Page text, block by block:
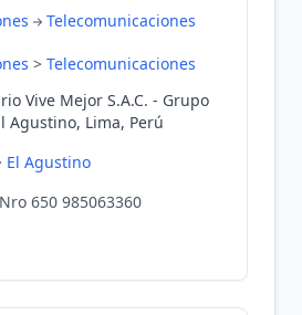
Telecomunicaciones
> Telecomunicaciones
Vive Mejor S.A.C. - Grupo
Agustino, Lima, Perú
El Agustino
650 985063360